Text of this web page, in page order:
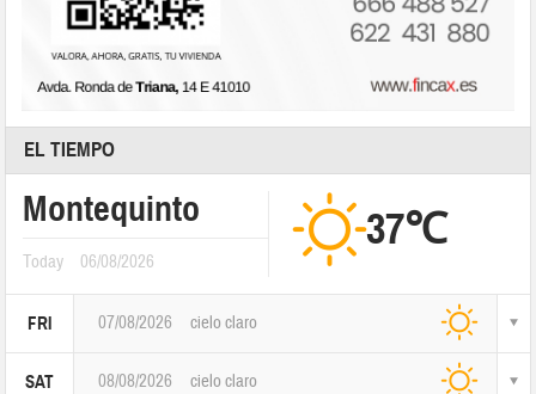
EL TIEMPO
Montequinto
Today 06/08/2026
37℃
FRI 07/08/2026 cielo claro
SAT 08/08/2026 cielo claro